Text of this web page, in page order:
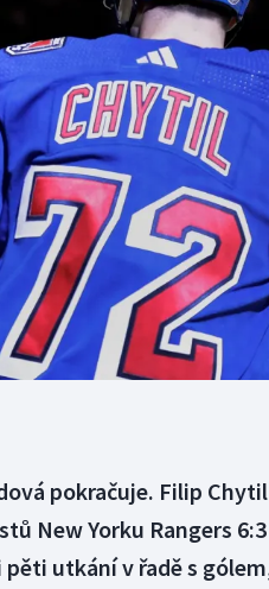
Moderní pětiboj
Motorsport
Olympijské hry
Parasport
Plavání
Plážový volejbal
pokračuje. Filip
New Yorku Rangers
utkání v řadě s